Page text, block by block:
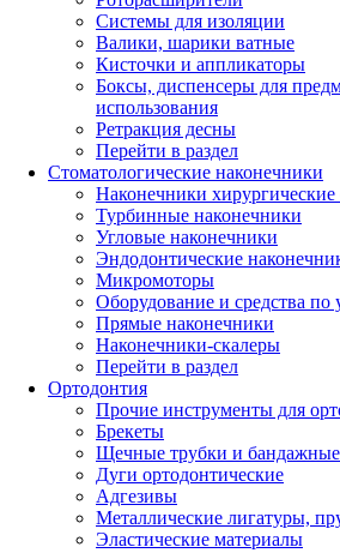
Системы для изоляции
Валики, шарики ватные
Кисточки и аппликаторы
Боксы, диспенсеры для
использования
Ретракция десны
Перейти в раздел
Стоматологические наконечники
Наконечники хирургические
Турбинные наконечники
Угловые наконечники
Эндодонтические
Микромоторы
Оборудование и средства по
Прямые наконечники
Наконечники-скалеры
Перейти в раздел
Ортодонтия
Прочие инструменты для
Брекеты
Щечные трубки и бандажные
Дуги ортодонтические
Адгезивы
Металлические лигатуры,
Эластические материалы